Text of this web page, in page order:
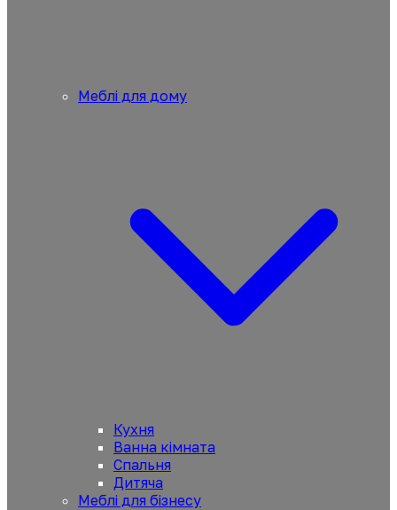
Меблі для дому
Кухня
Ванна кімната
Спальня
Дитяча
Меблі для бізнесу